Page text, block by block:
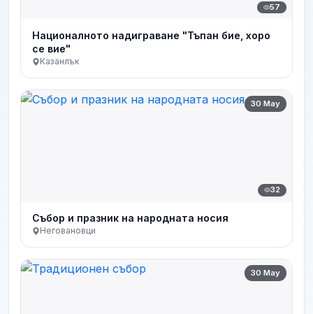
57
Националното надиграване "Тъпан бие, хоро
се вие"
Казанлък
30 May
32
Събор и празник на народната носия
Неговановци
30 May